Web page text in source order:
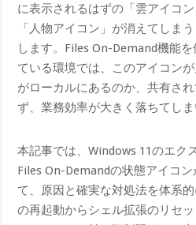
に表示されるはずの「雲アイコン
「人物アイコン」が消えてしま
します。Files On-Demand機能
ている環境では、このアイコン
がローカルにあるのか、共有さ
ず、業務効率が大きく落ちてしま
本記事では、Windows 11のエク
Files On-Demandの状態アイコ
て、原因と確実な対処法を体系
の再起動からシェル拡張のリセッ